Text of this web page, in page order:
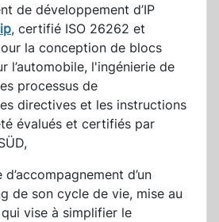
de développement d’IP
, certifié ISO 26262 et
la conception de blocs
l’automobile, l'ingénierie de
processus de
directives et les instructions
évalués et certifiés par
d’un
de son cycle de vie, mise au
qui vise à simplifier le